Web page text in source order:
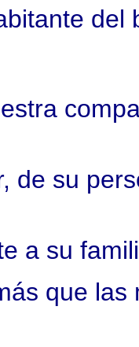
del
de su
a su
que